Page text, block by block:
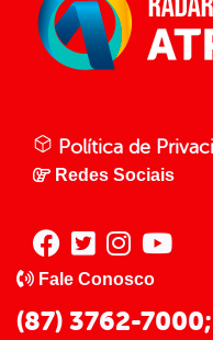
Política de
Redes Sociais
Fale Conosco
(87) 3762-7000;